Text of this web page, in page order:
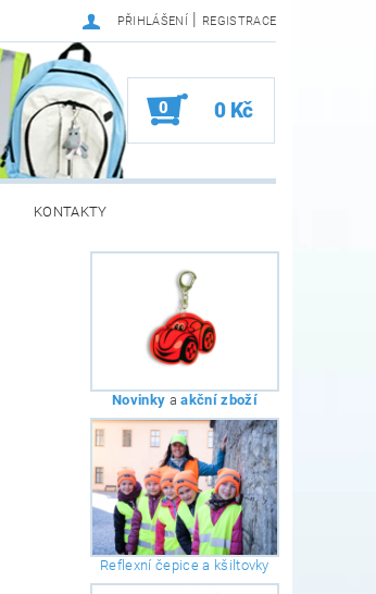
PŘIHLÁŠENÍ | REGISTRACE
0 0 Kč
KONTAKTY
Novinky aakční zboží
Reflexní čepice a kšiltovky